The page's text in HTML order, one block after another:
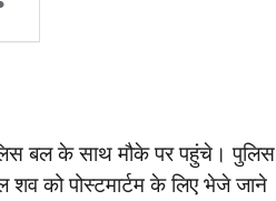
बल के साथ मौके पर पहुंचे। पुलिस
शव को पोस्टमार्टम के लिए भेजे जाने